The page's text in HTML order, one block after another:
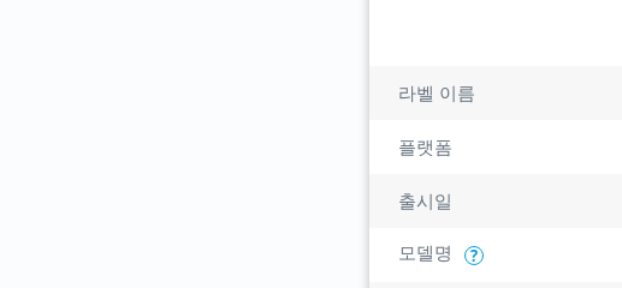
라벨 이름
플랫폼
출시일
모델명 ?